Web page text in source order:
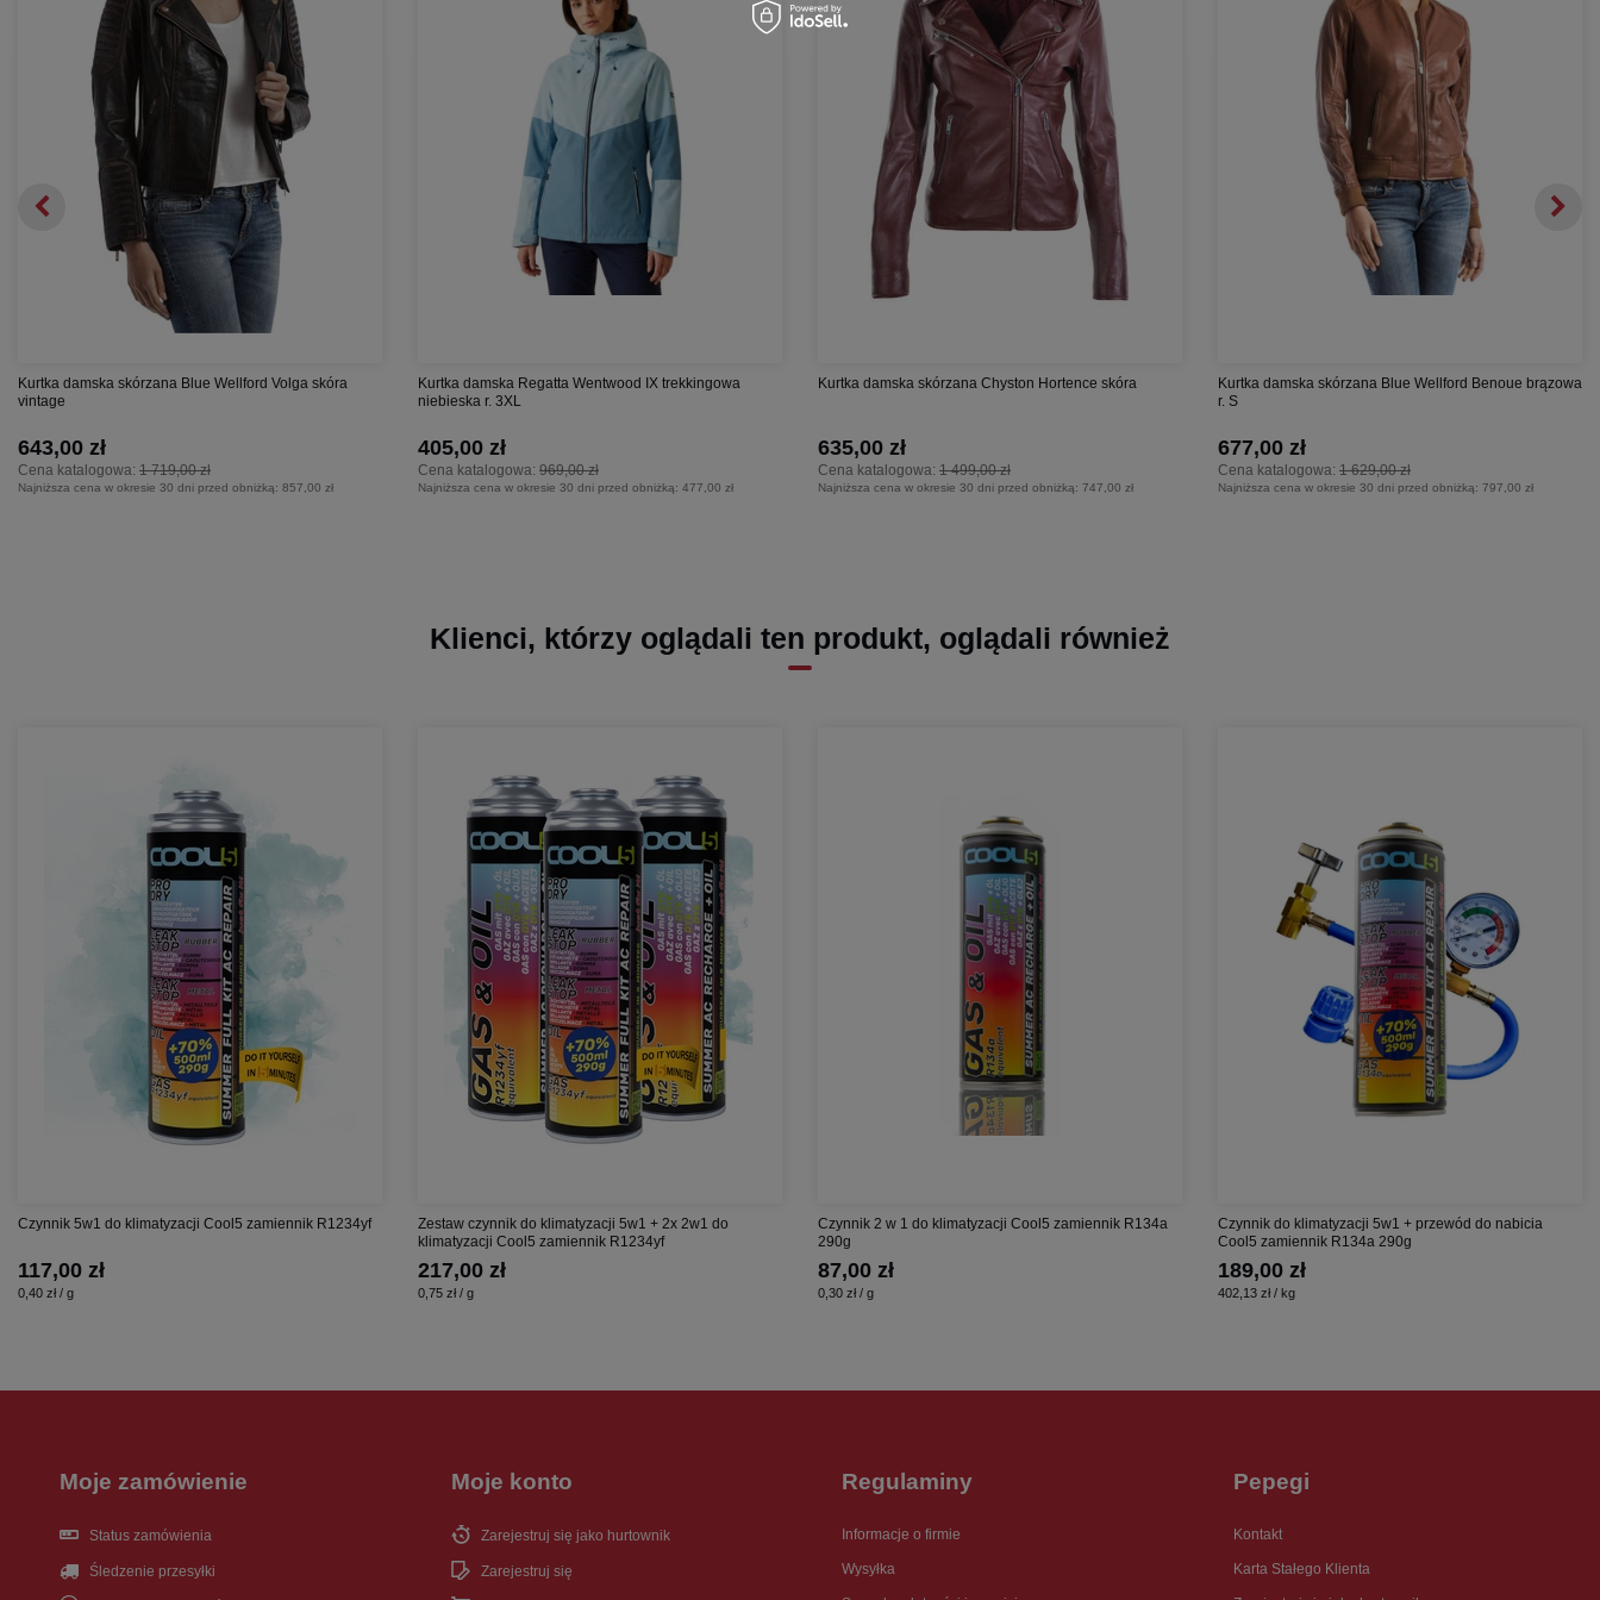
Kurtka damska skórzana Blue Wellford Volga skóra
vintage
Cena katalogowa: 1 719,00 zł
643,00 zł
Najniższa cena w okresie 30 dni przed obniżką: 857,00 zł
Kurtka damska Regatta Wentwood IX trekkingowa
niebieska r. 3XL
Cena katalogowa: 969,00 zł
405,00 zł
Najniższa cena w okresie 30 dni przed obniżką: 477,00 zł
Kurtka damska skórzana Chyston Hortence skóra
Cena katalogowa: 1 499,00 zł
635,00 zł
Najniższa cena w okresie 30 dni przed obniżką: 747,00 zł
Kurtka damska skórzana Blue Wellford Benoue brązowa
r. S
Cena katalogowa: 1 629,00 zł
677,00 zł
Najniższa cena w okresie 30 dni przed obniżką: 797,00 zł
Klienci, którzy oglądali ten produkt, oglądali również
Czynnik 5w1 do klimatyzacji Cool5 zamiennik R1234yf
117,00 zł
0,40 zł / g
Zestaw czynnik do klimatyzacji 5w1 + 2x 2w1 do
klimatyzacji Cool5 zamiennik R1234yf
217,00 zł
0,75 zł / g
Czynnik 2 w 1 do klimatyzacji Cool5 zamiennik R134a
290g
87,00 zł
0,30 zł / g
Czynnik do klimatyzacji 5w1 + przewód do nabicia
Cool5 zamiennik R134a 290g
189,00 zł
402,13 zł / kg
Moje zamówienie
Status zamówienia
Śledzenie przesyłki
Moje konto
Zarejestruj się jako hurtownik
Zarejestruj się
Regulaminy
Informacje o firmie
Wysyłka
Pepegi
Kontakt
Karta Stałego Klienta